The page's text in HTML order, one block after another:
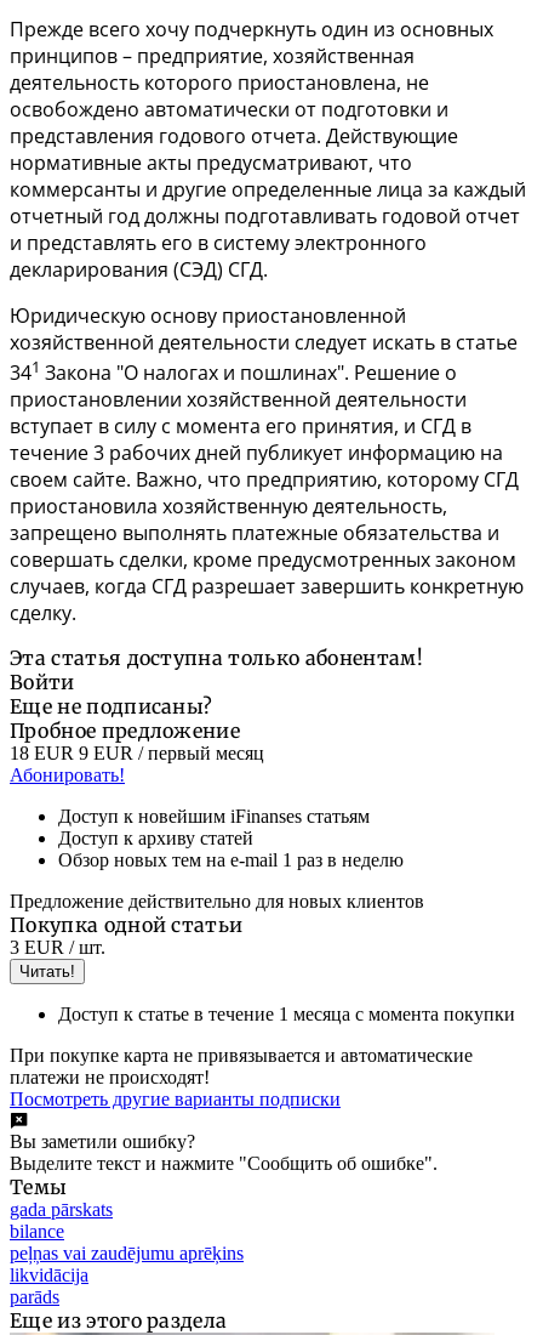
Прежде всего хочу подчеркнуть один из основных
принципов – предприятие, хозяйственная
деятельность которого приостановлена, не
освобождено автоматически от подготовки и
представления годового отчета. Действующие
нормативные акты предусматривают, что
коммерсанты и другие определенные лица за каждый
отчетный год должны подготавливать годовой отчет
и представлять его в систему электронного
декларирования (СЭД) СГД.
Юридическую основу приостановленной
хозяйственной деятельности следует искать в статье
341 Закона "О налогах и пошлинах". Решение о
приостановлении хозяйственной деятельности
вступает в силу с момента его принятия, и СГД в
течение 3 рабочих дней публикует информацию на
своем сайте. Важно, что предприятию, которому СГД
приостановила хозяйственную деятельность,
запрещено выполнять платежные обязательства и
совершать сделки, кроме предусмотренных законом
случаев, когда СГД разрешает завершить конкретную
сделку.
Эта статья доступна только абонентам!
Войти
Еще не подписаны?
Пробное предложение
18 EUR 9 EUR / первый месяц
Абонировать!
Доступ к новейшим iFinanses статьям
Доступ к архиву статей
Обзор новых тем на e-mail 1 раз в неделю
Предложение действительно для новых клиентов
Покупка одной статьи
3 EUR / шт.
Читать!
Доступ к статье в течение 1 месяца с момента покупки
При покупке карта не привязывается и автоматические
платежи не происходят!
Посмотреть другие варианты подписки
Вы заметили ошибку?
Выделите текст и нажмите "Сообщить об ошибке".
Темы
gada pārskats
bilance
peļņas vai zaudējumu aprēķins
likvidācija
parāds
Еще из этого раздела